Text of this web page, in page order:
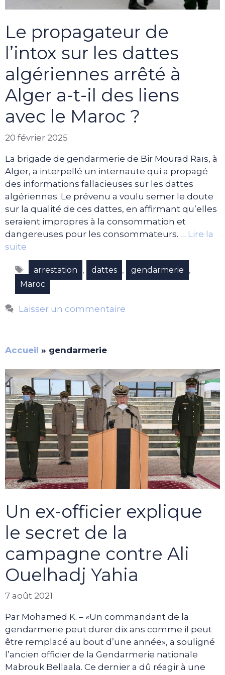
Le propagateur de
l’intox sur les dattes
algériennes arrêté à
Alger a-t-il des liens
avec le Maroc ?
20 février 2025
La brigade de gendarmerie de Bir Mourad Raïs, à
Alger, a interpellé un internaute qui a propagé
des informations fallacieuses sur les dattes
algériennes. Le prévenu a voulu semer le doute
sur la qualité de ces dattes, en affirmant qu’elles
seraient impropres à la consommation et
dangereuses pour les consommateurs. … Lire la
suite
Étiquettes
arrestation , dattes , gendarmerie ,
Maroc
Laisser un commentaire
Accueil » gendarmerie
Un ex-officier explique
le secret de la
campagne contre Ali
Ouelhadj Yahia
7 août 2021
Par Mohamed K. – «Un commandant de la
gendarmerie peut durer dix ans comme il peut
être remplacé au bout d’une année», a souligné
l’ancien officier de la Gendarmerie nationale
Mabrouk Bellaala. Ce dernier a dû réagir à une